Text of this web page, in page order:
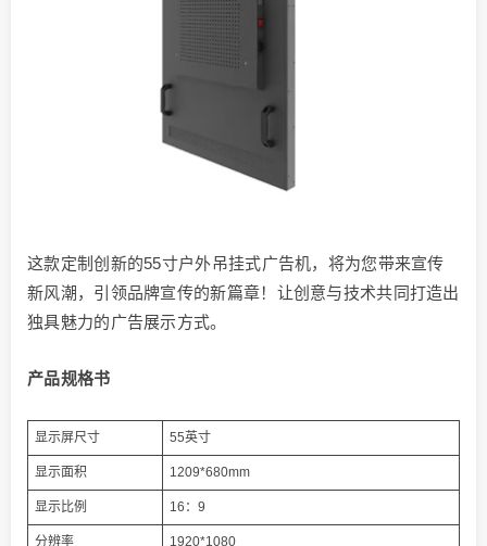
这款定制创新的55寸户外吊挂式广告机，将为您带来宣传
新风潮，引领品牌宣传的新篇章！让创意与技术共同打造出
独具魅力的广告展示方式。
产品规格书
显示屏尺寸 55英寸
显示面积 1209*680mm
显示比例 16：9
分辨率 1920*1080